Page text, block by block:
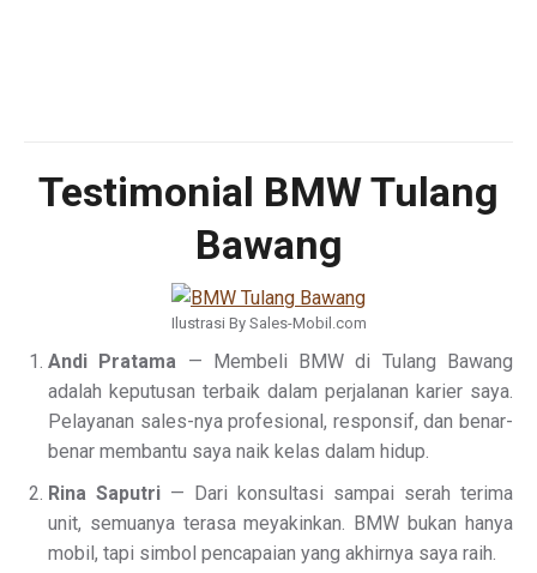
Testimonial BMW Tulang
Bawang
Ilustrasi By Sales-Mobil.com
Andi Pratama — Membeli BMW di Tulang Bawang
adalah keputusan terbaik dalam perjalanan karier saya.
Pelayanan sales-nya profesional, responsif, dan benar-
benar membantu saya naik kelas dalam hidup.
Rina Saputri — Dari konsultasi sampai serah terima
unit, semuanya terasa meyakinkan. BMW bukan hanya
mobil, tapi simbol pencapaian yang akhirnya saya raih.